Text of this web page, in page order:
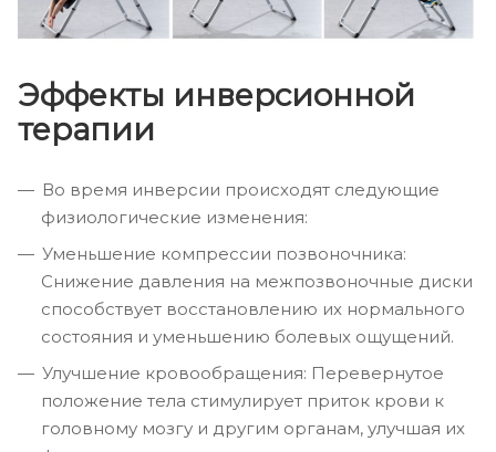
Эффекты инверсионной
терапии
Во время инверсии происходят следующие
физиологические изменения:
Уменьшение компрессии позвоночника:
Снижение давления на межпозвоночные диски
способствует восстановлению их нормального
состояния и уменьшению болевых ощущений.
Улучшение кровообращения: Перевернутое
положение тела стимулирует приток крови к
головному мозгу и другим органам, улучшая их